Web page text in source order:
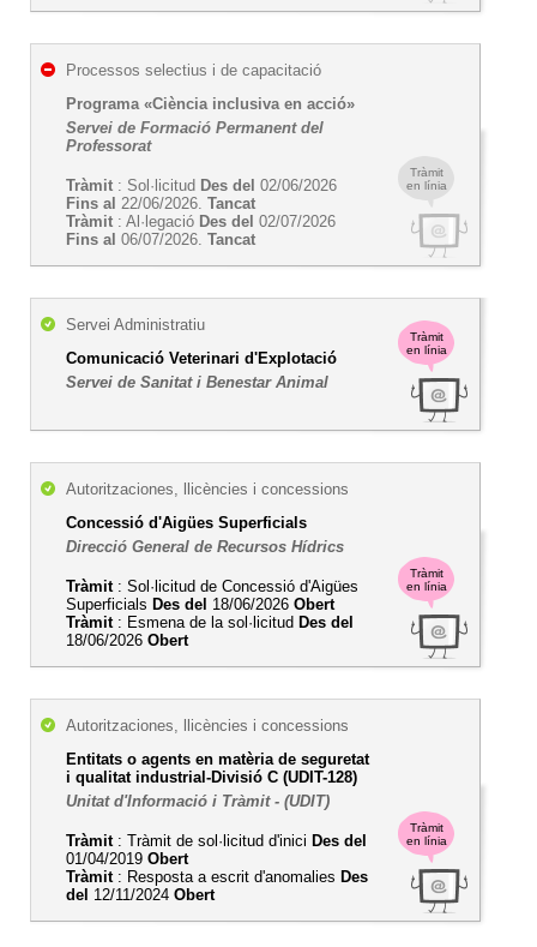
Tràmit
en línia
Processos selectius i de capacitació
Programa «Ciència inclusiva en acció»
Servei de Formació Permanent del
Professorat
Tràmit : Sol·licitud Des del 02/06/2026
Fins al 22/06/2026. Tancat
Tràmit : Al·legació Des del 02/07/2026
Fins al 06/07/2026. Tancat
Tràmit
en línia
Servei Administratiu
Comunicació Veterinari d'Explotació
Servei de Sanitat i Benestar Animal
Tràmit
en línia
Autoritzaciones, llicències i concessions
Concessió d'Aigües Superficials
Direcció General de Recursos Hídrics
Tràmit: Sol·licitud de Concessió d'Aigües
Superficials Des del 18/06/2026 Obert
Tràmit: Esmena de la sol·licitud Des del
18/06/2026 Obert
Tràmit
en línia
Autoritzaciones, llicències i concessions
Entitats o agents en matèria de seguretat
i qualitat industrial-Divisió C (UDIT-128)
Unitat d'Informació i Tràmit - (UDIT)
Tràmit: Tràmit de sol·licitud d'inici Des del
01/04/2019 Obert
Tràmit: Resposta a escrit d'anomalies Des
del 12/11/2024 Obert